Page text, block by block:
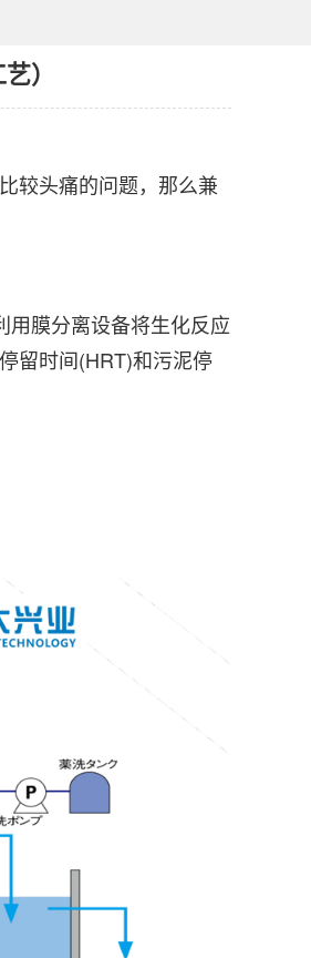
）
较头痛的问题，那么兼
膜分离设备将生化反应
留时间(HRT)和污泥停